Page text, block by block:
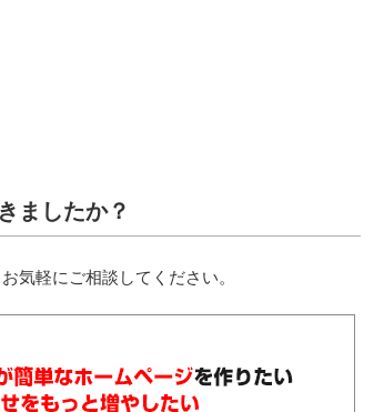
ましたか？
気軽にご相談してください。